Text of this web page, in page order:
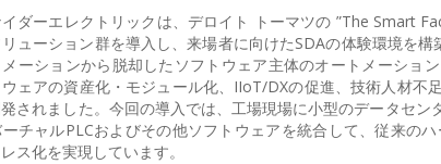
ダーエレクトリックは、デロイト トーマツの ”The Smart
ューション群を導入し、来場者に向けたSDAの体験環境を
ーションから脱却したソフトウェア主体のオートメーショ
ェアの資産化・モジュール化、IIoT/DXの促進、技術人材不
されました。今回の導入では、工場現場に小型のデータセ
チャルPLCおよびその他ソフトウェアを統合して、従来の
ス化を実現しています。